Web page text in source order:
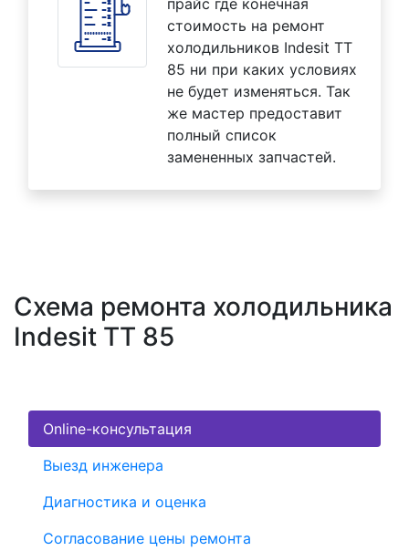
прайс где конечная
стоимость на ремонт
холодильников Indesit TT
85 ни при каких условиях
не будет изменяться. Так
же мастер предоставит
полный список
замененных запчастей.
Схема ремонта холодильника
Indesit TT 85
Online-консультация
Выезд инженера
Диагностика и оценка
Согласование цены ремонта